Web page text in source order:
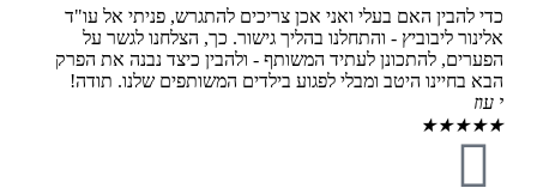
כדי להבין האם בעלי ואני אכן צריכים להתגרש, פניתי אל עו"ד
אלינור ליבוביץ - והתחלנו בהליך גישור. כך, הצלחנו לגשר על
הפערים, להתכונן לעתיד המשותף - ולהבין כיצד נבנה את הפרק
הבא בחיינו היטב ומבלי לפגוע בילדים המשותפים שלנו. תודה!
י עוז
★
★
★
★
★